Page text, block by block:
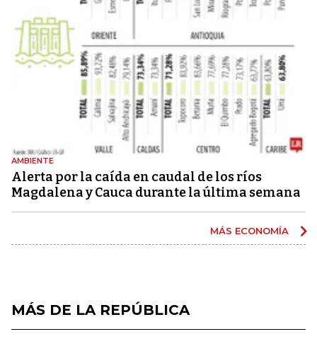
AMBIENTE
Alerta por la caída en caudal de los ríos
Magdalena y Cauca durante la última semana
MÁS ECONOMÍA
MÁS DE LA REPÚBLICA